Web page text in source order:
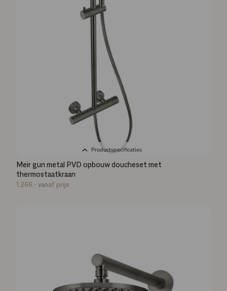
Productspecificaties
Meir gun metal PVD opbouw doucheset met
thermostaatkraan
1.266,- vanaf prijs